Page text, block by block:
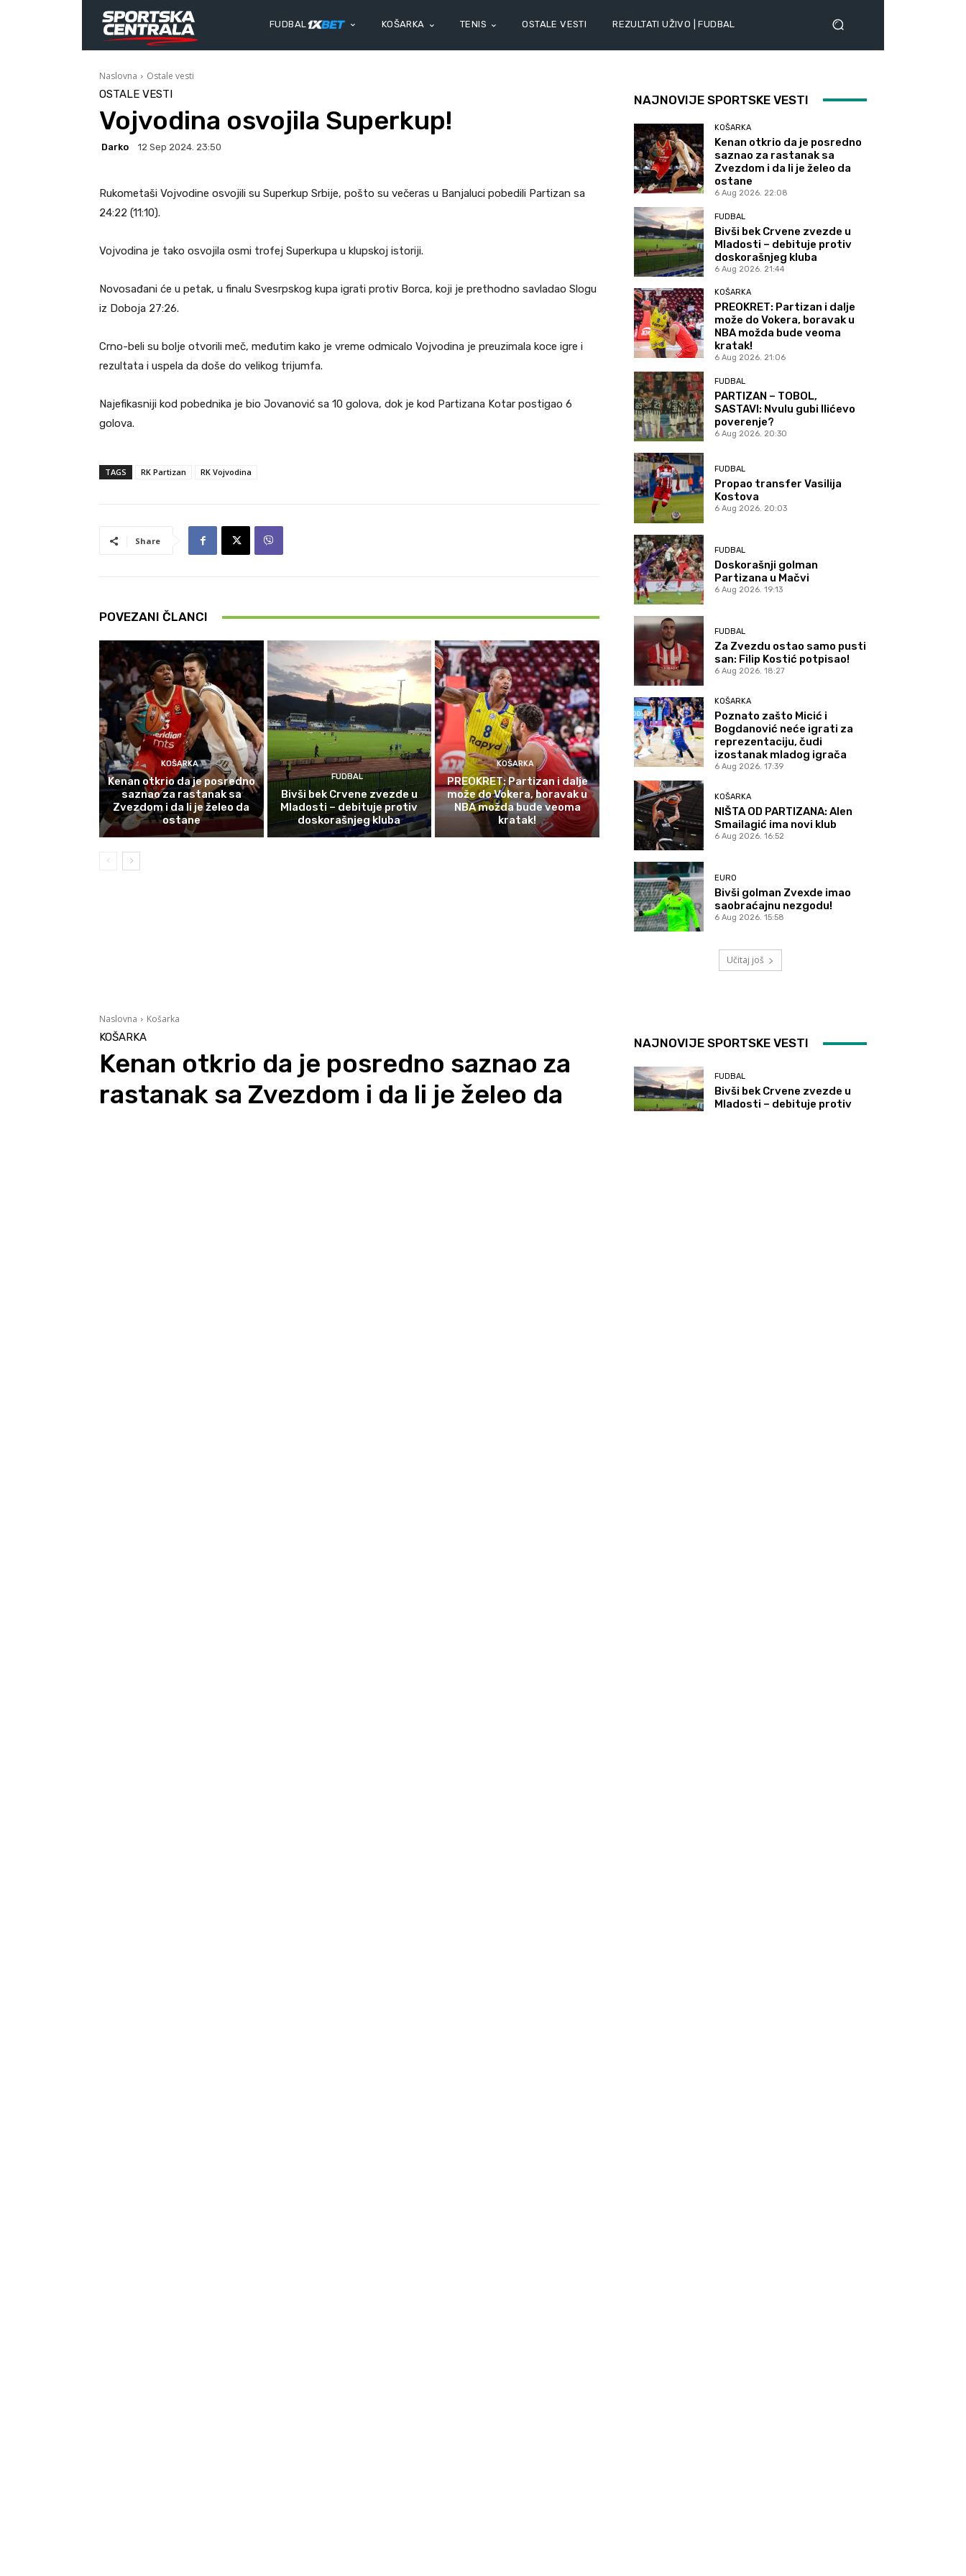
FUDBAL KOŠARKA TENIS OSTALE VESTI REZULTATI UŽIVO | FUDBAL
Naslovna Ostale vesti
OSTALE VESTI
Vojvodina osvojila Superkup!
Darko 12 Sep 2024. 23:50
Rukometaši Vojvodine osvojili su Superkup Srbije, pošto su večeras u Banjaluci pobedili Partizan sa
24:22 (11:10).
Vojvodina je tako osvojila osmi trofej Superkupa u klupskoj istoriji.
Novosađani će u petak, u finalu Svesrpskog kupa igrati protiv Borca, koji je prethodno savladao Slogu
iz Doboja 27:26.
Crno-beli su bolje otvorili meč, međutim kako je vreme odmicalo Vojvodina je preuzimala koce igre i
rezultata i uspela da doše do velikog trijumfa.
Najefikasniji kod pobednika je bio Jovanović sa 10 golova, dok je kod Partizana Kotar postigao 6
golova.
TAGS RK Partizan RK Vojvodina
Share
POVEZANI ČLANCI
KOŠARKA
Kenan otkrio da je posredno
saznao za rastanak sa
Zvezdom i da li je želeo da
ostane
FUDBAL
Bivši bek Crvene zvezde u
Mladosti – debituje protiv
doskorašnjeg kluba
KOŠARKA
PREOKRET: Partizan i dalje
može do Vokera, boravak u
NBA možda bude veoma
kratak!
NAJNOVIJE SPORTSKE VESTI
KOŠARKA
Kenan otkrio da je posredno
saznao za rastanak sa
Zvezdom i da li je želeo da
ostane
6 Aug 2026. 22:08
FUDBAL
Bivši bek Crvene zvezde u
Mladosti – debituje protiv
doskorašnjeg kluba
6 Aug 2026. 21:44
KOŠARKA
PREOKRET: Partizan i dalje
može do Vokera, boravak u
NBA možda bude veoma
kratak!
6 Aug 2026. 21:06
FUDBAL
PARTIZAN – TOBOL,
SASTAVI: Nvulu gubi Ilićevo
poverenje?
6 Aug 2026. 20:30
FUDBAL
Propao transfer Vasilija
Kostova
6 Aug 2026. 20:03
FUDBAL
Doskorašnji golman
Partizana u Mačvi
6 Aug 2026. 19:13
FUDBAL
Za Zvezdu ostao samo pusti
san: Filip Kostić potpisao!
6 Aug 2026. 18:27
KOŠARKA
Poznato zašto Micić i
Bogdanović neće igrati za
reprezentaciju, čudi
izostanak mladog igrača
6 Aug 2026. 17:39
KOŠARKA
NIŠTA OD PARTIZANA: Alen
Smailagić ima novi klub
6 Aug 2026. 16:52
EURO
Bivši golman Zvexde imao
saobraćajnu nezgodu!
6 Aug 2026. 15:58
Učitaj još